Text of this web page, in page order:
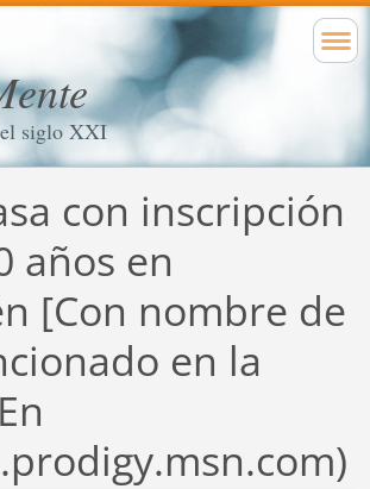
siglo XXI
con inscripción
años en
[Con nombre de
en la